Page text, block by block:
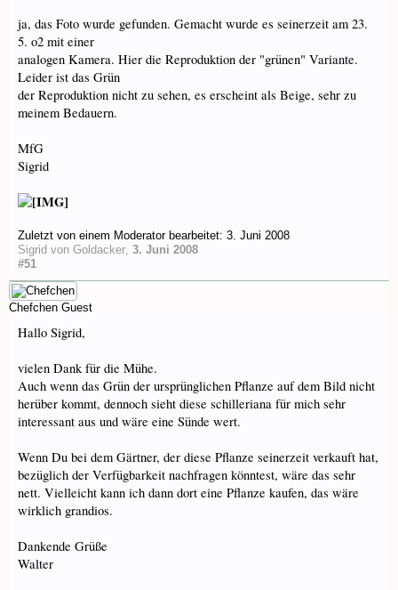
ja, das Foto wurde gefunden. Gemacht wurde es seinerzeit am 23.
5. o2 mit einer
analogen Kamera. Hier die Reproduktion der "grünen" Variante.
Leider ist das Grün
der Reproduktion nicht zu sehen, es erscheint als Beige, sehr zu
meinem Bedauern.
MfG
Sigrid
Zuletzt von einem Moderator bearbeitet: 3. Juni 2008
Sigrid von Goldacker, 3. Juni 2008
#51
Chefchen Guest
Hallo Sigrid,
vielen Dank für die Mühe.
Auch wenn das Grün der ursprünglichen Pflanze auf dem Bild nicht
herüber kommt, dennoch sieht diese schilleriana für mich sehr
interessant aus und wäre eine Sünde wert.
Wenn Du bei dem Gärtner, der diese Pflanze seinerzeit verkauft hat,
bezüglich der Verfügbarkeit nachfragen könntest, wäre das sehr
nett. Vielleicht kann ich dann dort eine Pflanze kaufen, das wäre
wirklich grandios.
Dankende Grüße
Walter